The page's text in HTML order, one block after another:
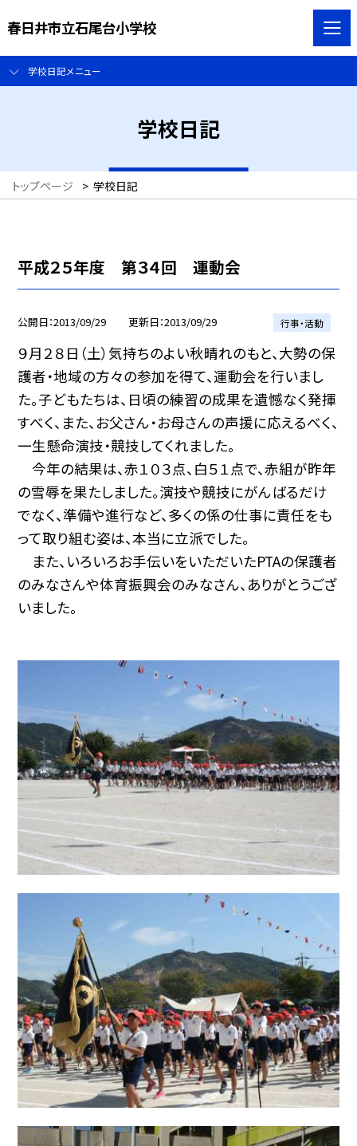
春日井市立石尾台小学校
学校日記メニュー
学校日記
トップページ > 学校日記
平成２５年度 第３４回 運動会
公開日 2013/09/29 更新日 2013/09/29 行事・活動
９月２８日（土）気持ちのよい秋晴れのもと、大勢の保
護者・地域の方々の参加を得て、運動会を行いまし
た。子どもたちは、日頃の練習の成果を遺憾なく発揮
すべく、また、お父さん・お母さんの声援に応えるべく、
一生懸命演技・競技してくれました。
今年の結果は、赤１０３点、白５１点で、赤組が昨年
の雪辱を果たしました。演技や競技にがんばるだけ
でなく、準備や進行など、多くの係の仕事に責任をも
って取り組む姿は、本当に立派でした。
また、いろいろお手伝いをいただいたPTAの保護者
のみなさんや体育振興会のみなさん、ありがとうござ
いました。